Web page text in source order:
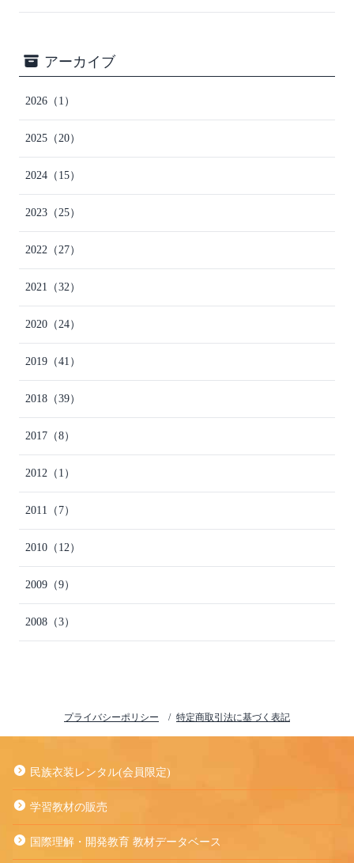
アーカイブ
2026 （1）
2025 （20）
2024 （15）
2023 （25）
2022 （27）
2021 （32）
2020 （24）
2019 （41）
2018 （39）
2017 （8）
2012 （1）
2011 （7）
2010 （12）
2009 （9）
2008 （3）
プライバシーポリシー 特定商取引法に基づく表記
民族衣装レンタル(会員限定)
学習教材の販売
国際理解・開発教育 教材データベース